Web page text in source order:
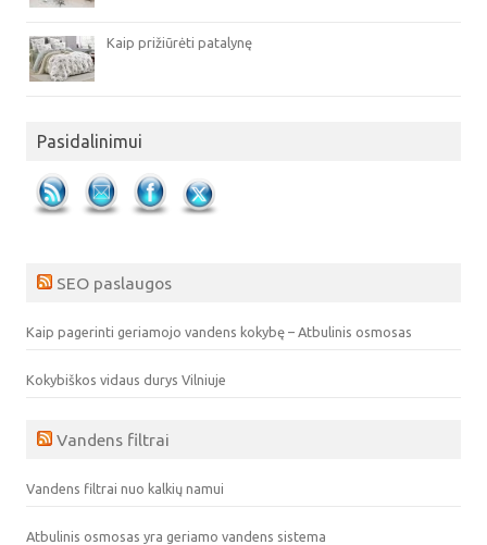
Kaip prižiūrėti patalynę
Pasidalinimui
SEO paslaugos
Kaip pagerinti geriamojo vandens kokybę – Atbulinis osmosas
Kokybiškos vidaus durys Vilniuje
Vandens filtrai
Vandens filtrai nuo kalkių namui
Atbulinis osmosas yra geriamo vandens sistema